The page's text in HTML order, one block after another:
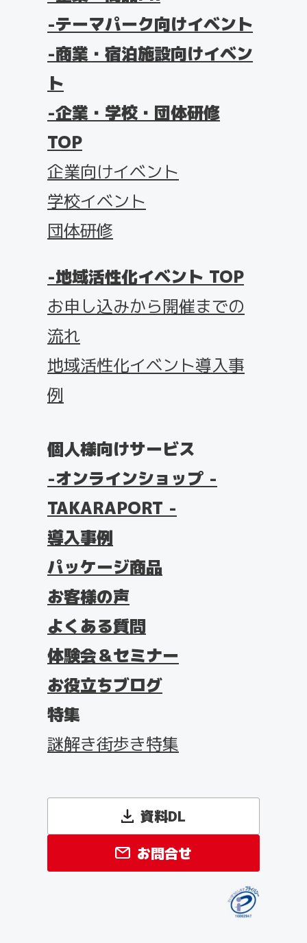
企業・商品PR
テーマパーク向けイベント
ト
企業・学校・団体研修
TOP
企業向けイベント
学校イベント
地域活性化イベント TOP
お申し込みから開催までの
流れ
地域活性化イベント導入事
個人様向けサービス
オンラインショップ -
TAKARAPORT -
導入事例
パッケージ商品
お客様の声
よくある質問
体験会＆セミナー
お役立ちブログ
特集
資料DL
お問合せ